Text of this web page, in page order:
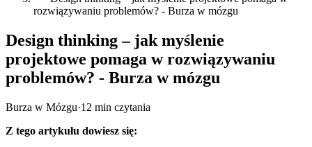
rozwiązywaniu problemów? - Burza w mózgu
Design thinking – jak myślenie
projektowe pomaga w rozwiązywaniu
problemów? - Burza w mózgu
Burza w Mózgu·12 min czytania
Z tego artykułu dowiesz się: